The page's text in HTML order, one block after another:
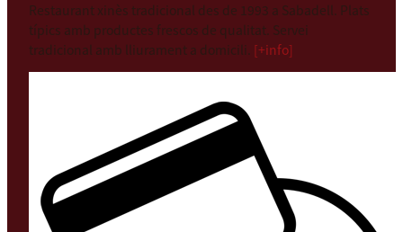
Restaurant xinès tradicional des de 1993 a Sabadell. Plats
típics amb productes frescos de qualitat. Servei
tradicional amb lliurament a domicili. [+info]